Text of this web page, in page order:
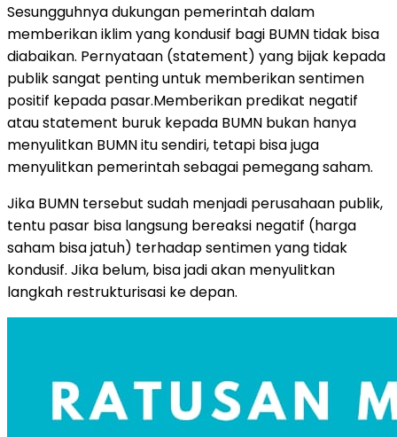
Sesungguhnya dukungan pemerintah dalam
memberikan iklim yang kondusif bagi BUMN tidak bisa
diabaikan. Pernyataan (statement) yang bijak kepada
publik sangat penting untuk memberikan sentimen
positif kepada pasar.Memberikan predikat negatif
atau statement buruk kepada BUMN bukan hanya
menyulitkan BUMN itu sendiri, tetapi bisa juga
menyulitkan pemerintah sebagai pemegang saham.
Jika BUMN tersebut sudah menjadi perusahaan publik,
tentu pasar bisa langsung bereaksi negatif (harga
saham bisa jatuh) terhadap sentimen yang tidak
kondusif. Jika belum, bisa jadi akan menyulitkan
langkah restrukturisasi ke depan.